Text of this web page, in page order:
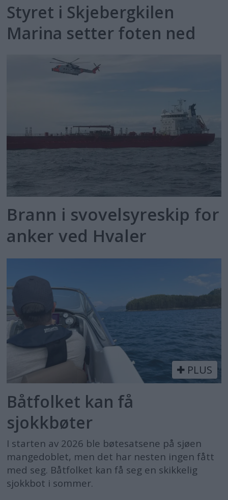
Styret i Skjebergkilen
Marina setter foten ned
Brann i svovelsyreskip for
anker ved Hvaler
PLUS
Båtfolket kan få
sjokkbøter
I starten av 2026 ble bøtesatsene på sjøen
mangedoblet, men det har nesten ingen fått
med seg. Båtfolket kan få seg en skikkelig
sjokkbot i sommer.